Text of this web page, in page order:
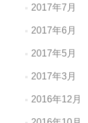
2017年7月
2017年6月
2017年5月
2017年3月
2016年12月